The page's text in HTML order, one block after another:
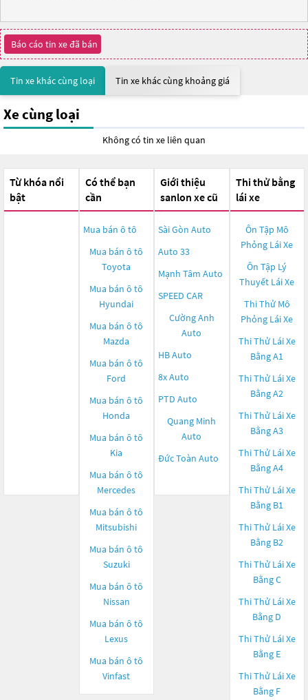
Báo cáo tin xe đã bán
Tin xe khác cùng loại Tin xe khác cùng khoảng giá
Xe cùng loại
Không có tin xe liên quan
Từ khóa nổi
bật
Có thể bạn
cần
Mua bán ô tô
Mua bán ô tô
Toyota
Mua bán ô tô
Hyundai
Mua bán ô tô
Mazda
Mua bán ô tô
Ford
Mua bán ô tô
Honda
Mua bán ô tô
Kia
Mua bán ô tô
Mercedes
Mua bán ô tô
Mitsubishi
Mua bán ô tô
Suzuki
Mua bán ô tô
Nissan
Mua bán ô tô
Lexus
Mua bán ô tô
Vinfast
Giới thiệu
sanlon xe cũ
Sài Gòn Auto
Auto 33
Mạnh Tâm Auto
SPEED CAR
Cường Anh
Auto
HB Auto
8x Auto
PTD Auto
Quang Minh
Auto
Đức Toàn Auto
Thi thử bằng
lái xe
Ôn Tập Mô
Phỏng Lái Xe
Ôn Tập Lý
Thuyết Lái Xe
Thi Thử Mô
Phỏng Lái Xe
Thi Thử Lái Xe
Bằng A1
Thi Thử Lái Xe
Bằng A2
Thi Thử Lái Xe
Bằng A3
Thi Thử Lái Xe
Bằng A4
Thi Thử Lái Xe
Bằng B1
Thi Thử Lái Xe
Bằng B2
Thi Thử Lái Xe
Bằng C
Thi Thử Lái Xe
Bằng D
Thi Thử Lái Xe
Bằng E
Thi Thử Lái Xe
Bằng F